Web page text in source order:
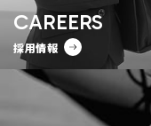
CAREERS
採用情報